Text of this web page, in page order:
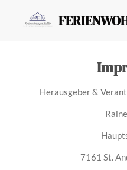
Hauptinhalt
Herausgeber &
7161 St.